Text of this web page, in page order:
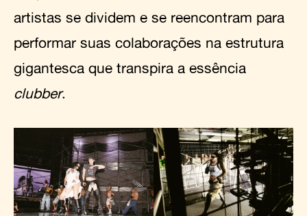
artistas se dividem e se reencontram para
performar suas colaborações na estrutura
gigantesca que transpira a essência
clubber.